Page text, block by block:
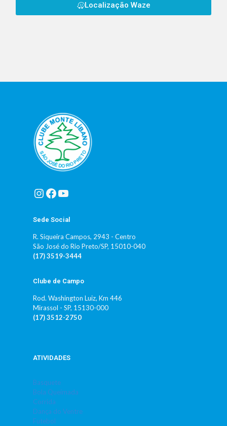
Localização Waze
Sede Social
R. Siqueira Campos, 2943 - Centro
São José do Rio Preto/SP, 15010-040
(17) 3519-3444
Clube de Campo
Rod. Washington Luiz, Km 446
Mirassol - SP, 15130-000
(17) 3512-2750
ATIVIDADES
Basquete
Bola Queimada
Corrida
Dança do Ventre
Futebol